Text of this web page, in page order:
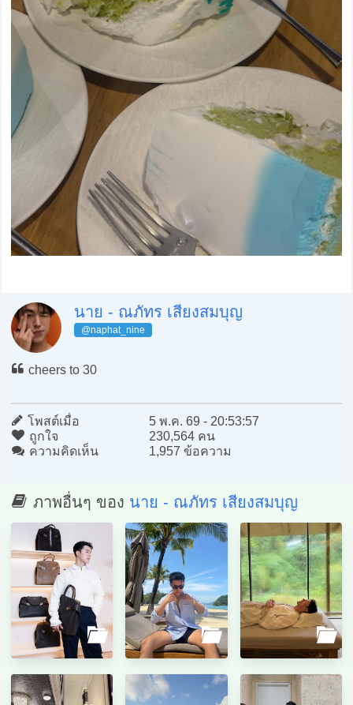
นาย - ณภัทร เสียงสมบุญ
@naphat_nine
cheers to 30
โพสต์เมื่อ
5 พ.ค. 69 - 20:53:57
ถูกใจ
230,564 คน
ความคิดเห็น
1,957 ข้อความ
ภาพอื่นๆ ของ นาย - ณภัทร เสียงสมบุญ